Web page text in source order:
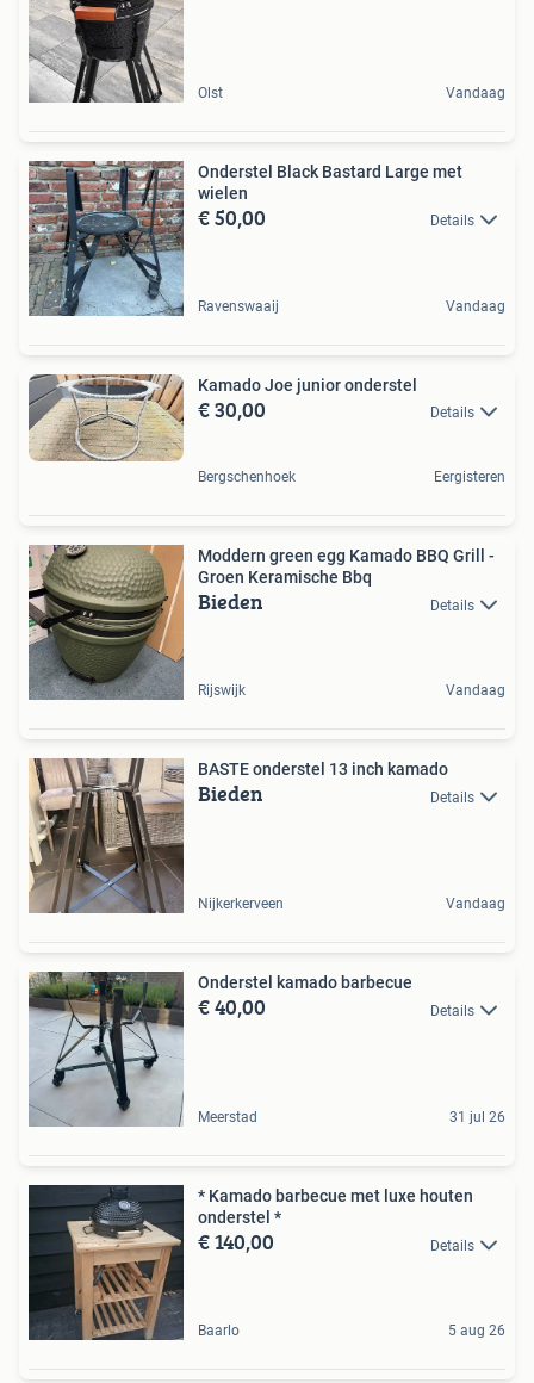
Olst Vandaag
Onderstel Black Bastard Large met
wielen
€ 50,00 Details
Ravenswaaij Vandaag
Kamado Joe junior onderstel
€ 30,00 Details
Bergschenhoek Eergisteren
Moddern green egg Kamado BBQ Grill -
Groen Keramische Bbq
Bieden Details
Rijswijk Vandaag
BASTE onderstel 13 inch kamado
Bieden Details
Nijkerkerveen Vandaag
Onderstel kamado barbecue
€ 40,00 Details
Meerstad 31 jul 26
* Kamado barbecue met luxe houten
onderstel *
€ 140,00 Details
Baarlo 5 aug 26